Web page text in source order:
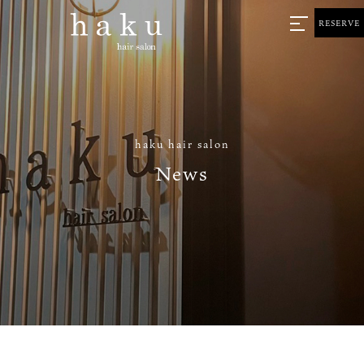
haku hair salon
News
RESERVE